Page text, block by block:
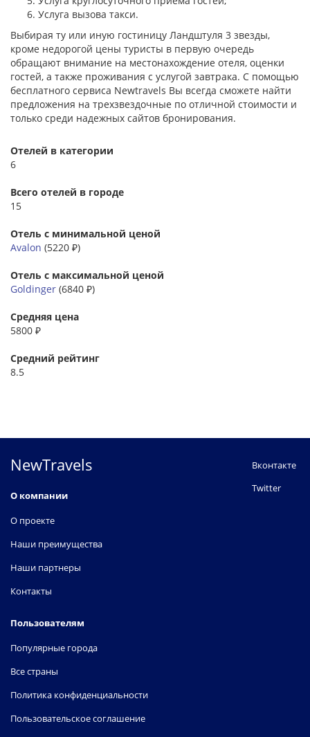
Услуга вызова такси.
Выбирая ту или иную гостиницу Ландштуля 3 звезды,
кроме недорогой цены туристы в первую очередь
обращают внимание на местонахождение отеля, оценки
гостей, а также проживания с услугой завтрака. С помощью
бесплатного сервиса Newtravels Вы всегда сможете найти
предложения на трехзвездочные по отличной стоимости и
только среди надежных сайтов бронирования.
Отелей в категории
6
Всего отелей в городе
15
Отель с минимальной ценой
Avalon (5220 ₽)
Отель с максимальной ценой
Goldinger (6840 ₽)
Средняя цена
5800 ₽
Средний рейтинг
8.5
NewTravels
О компании
О проекте
Наши преимущества
Наши партнеры
Контакты
Пользователям
Популярные города
Все страны
Политика конфиденциальности
Пользовательское соглашение
Вконтакте
Twitter